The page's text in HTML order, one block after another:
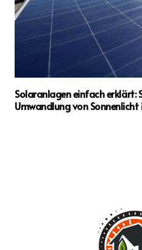
Solaranlagen einfach erklärt:
Umwandlung von Sonnenlicht